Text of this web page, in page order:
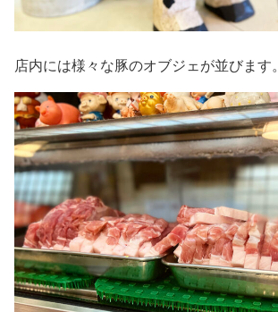
店内には様々な豚のオブジェが並びます。